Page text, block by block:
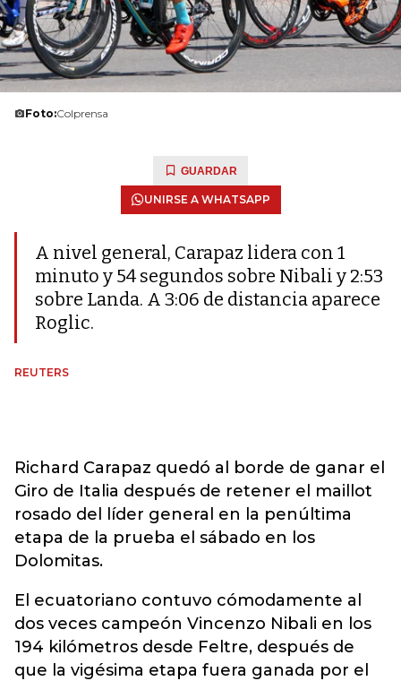
Foto:Colprensa
GUARDAR
UNIRSE A WHATSAPP
A nivel general, Carapaz lidera con 1
minuto y 54 segundos sobre Nibali y 2:53
sobre Landa. A 3:06 de distancia aparece
Roglic.
REUTERS
Richard Carapaz quedó al borde de ganar el
Giro de Italia después de retener el maillot
rosado del líder general en la penúltima
etapa de la prueba el sábado en los
Dolomitas.
El ecuatoriano contuvo cómodamente al
dos veces campeón Vincenzo Nibali en los
194 kilómetros desde Feltre, después de
que la vigésima etapa fuera ganada por el